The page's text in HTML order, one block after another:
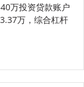
万投资贷款账户
万，综合杠杆